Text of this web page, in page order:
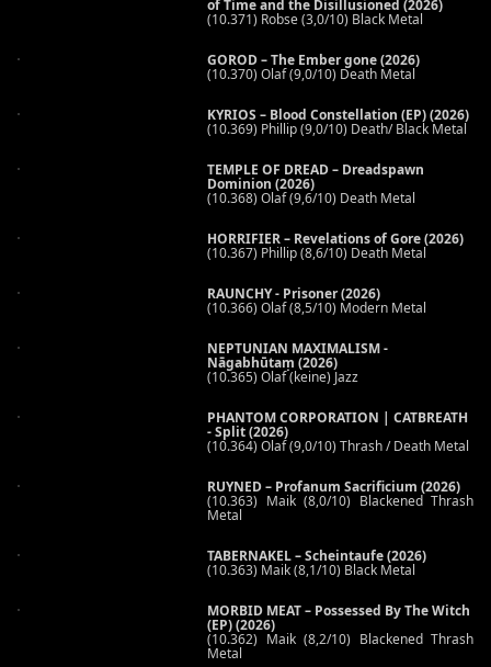
of Time and the Disillusioned (2026)
(10.371) Robse (3,0/10) Black Metal
GOROD – The Ember gone (2026)
(10.370) Olaf (9,0/10) Death Metal
KYRIOS – Blood Constellation (EP) (2026)
(10.369) Phillip (9,0/10) Death/ Black Metal
TEMPLE OF DREAD – Dreadspawn
Dominion (2026)
(10.368) Olaf (9,6/10) Death Metal
HORRIFIER – Revelations of Gore (2026)
(10.367) Phillip (8,6/10) Death Metal
RAUNCHY - Prisoner (2026)
(10.366) Olaf (8,5/10) Modern Metal
NEPTUNIAN MAXIMALISM -
Nāgabhūtaṃ (2026)
(10.365) Olaf (keine) Jazz
PHANTOM CORPORATION | CATBREATH
- Split (2026)
(10.364) Olaf (9,0/10) Thrash / Death Metal
RUYNED – Profanum Sacrificium (2026)
(10.363) Maik (8,0/10) Blackened Thrash
Metal
TABERNAKEL – Scheintaufe (2026)
(10.363) Maik (8,1/10) Black Metal
MORBID MEAT – Possessed By The Witch
(EP) (2026)
(10.362) Maik (8,2/10) Blackened Thrash
Metal